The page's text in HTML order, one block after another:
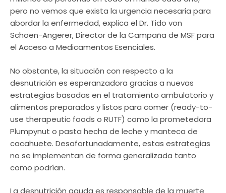
pero no vemos que exista la urgencia necesaria para
abordar la enfermedad, explica el Dr. Tido von
Schoen-Angerer, Director de la Campaña de MSF para
el Acceso a Medicamentos Esenciales.
No obstante, la situación con respecto a la
desnutrición es esperanzadora gracias a nuevas
estrategias basadas en el tratamiento ambulatorio y
alimentos preparados y listos para comer (ready-to-
use therapeutic foods o RUTF) como la prometedora
Plumpynut o pasta hecha de leche y manteca de
cacahuete. Desafortunadamente, estas estrategias
no se implementan de forma generalizada tanto
como podrían.
La desnutrición aguda es responsable de la muerte